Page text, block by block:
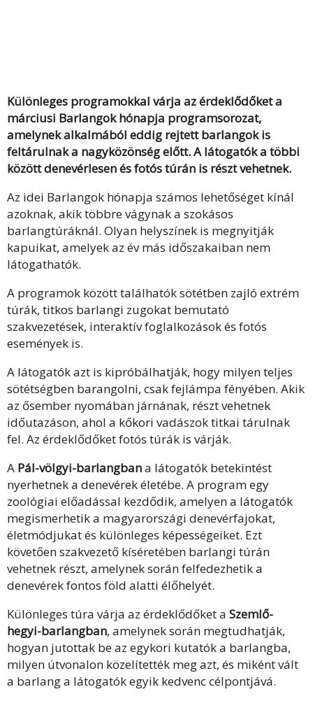
Különleges programokkal várja az érdeklődőket a
márciusi Barlangok hónapja programsorozat,
amelynek alkalmából eddig rejtett barlangok is
feltárulnak a nagyközönség előtt. A látogatók a többi
között denevérlesen és fotós túrán is részt vehetnek.
Az idei Barlangok hónapja számos lehetőséget kínál
azoknak, akik többre vágynak a szokásos
barlangtúráknál. Olyan helyszínek is megnyitják
kapuikat, amelyek az év más időszakaiban nem
látogathatók.
A programok között találhatók sötétben zajló extrém
túrák, titkos barlangi zugokat bemutató
szakvezetések, interaktív foglalkozások és fotós
események is.
A látogatók azt is kipróbálhatják, hogy milyen teljes
sötétségben barangolni, csak fejlámpa fényében. Akik
az ősember nyomában járnának, részt vehetnek
időutazáson, ahol a kőkori vadászok titkai tárulnak
fel. Az érdeklődőket fotós túrák is várják.
A Pál-völgyi-barlangbana látogatók betekintést
nyerhetnek a denevérek életébe. A program egy
zoológiai előadással kezdődik, amelyen a látogatók
megismerhetik a magyarországi denevérfajokat,
életmódjukat és különleges képességeiket. Ezt
követően szakvezető kíséretében barlangi túrán
vehetnek részt, amelynek során felfedezhetik a
denevérek fontos föld alatti élőhelyét.
Különleges túra várja az érdeklődőket a Szemlő-
hegyi-barlangban, amelynek során megtudhatják,
hogyan jutottak be az egykori kutatók a barlangba,
milyen útvonalon közelítették meg azt, és miként vált
a barlang a látogatók egyik kedvenc célpontjává.